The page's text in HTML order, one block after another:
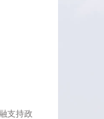
支持政